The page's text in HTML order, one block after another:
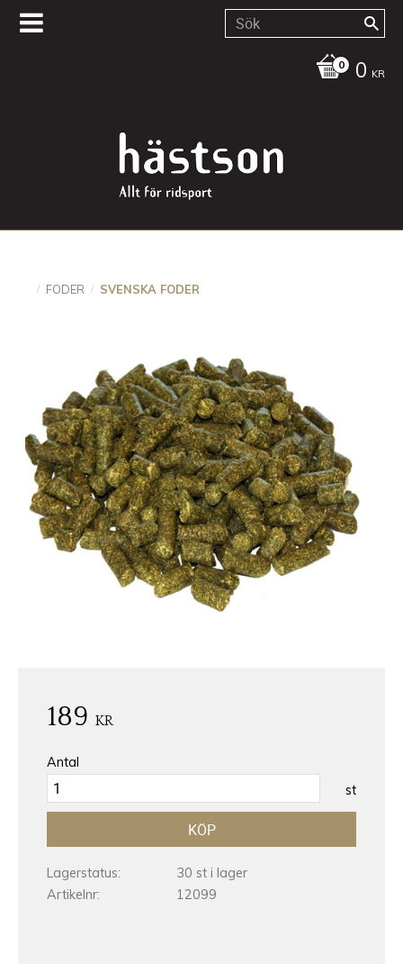
0 KR
FODER SVENSKA FODER
189 KR
Antal
st
KÖP
Lagerstatus
30 st i lager
Artikelnr
12099